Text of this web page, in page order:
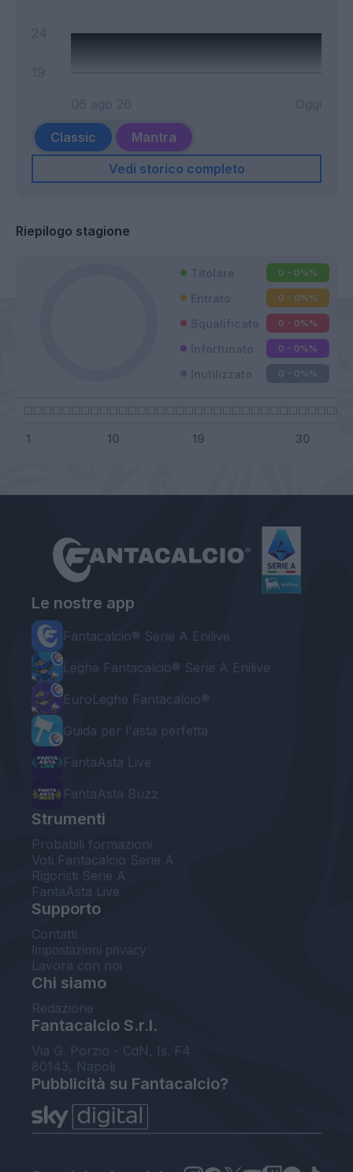
Classic
Mantra
Vedi storico completo
Riepilogo stagione
0 - 0%%
0 - 0%%
0 - 0%%
0 - 0%%
0 - 0%%
Le nostre app
Fantacalcio® Serie A Enilive
Leghe Fantacalcio® Serie A Enilive
EuroLeghe Fantacalcio®
Guida per l'asta perfetta
FantaAsta Live
FantaAsta Buzz
Strumenti
Probabili formazioni
Voti Fantacalcio Serie A
Rigoristi Serie A
FantaAsta Live
Supporto
Contatti
Impostazioni privacy
Lavora con noi
Chi siamo
Redazione
Fantacalcio S.r.l.
Via G. Porzio - CdN, Is. F4
80143, Napoli
Pubblicità su Fantacalcio?